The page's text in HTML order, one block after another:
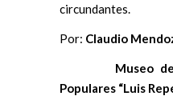
circundantes.
Por: Claudio
Museo de
Populares “Luis